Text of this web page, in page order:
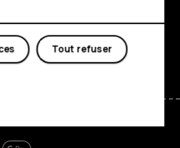
LinkedinDiscord
Tout refuser